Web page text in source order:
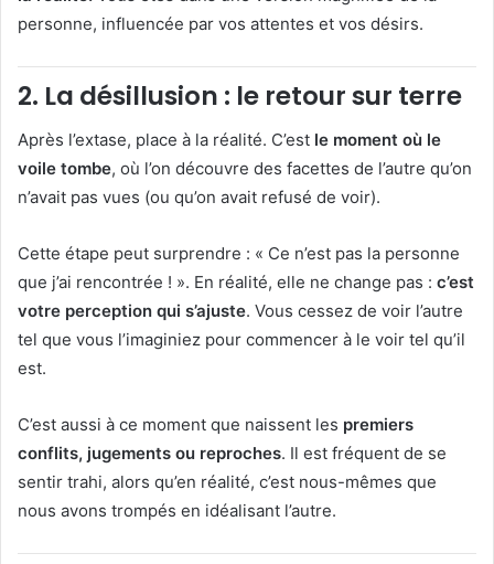
personne, influencée par vos attentes et vos désirs.
2. La désillusion : le retour sur terre
Après l’extase, place à la réalité. C’est le moment où le
voile tombe, où l’on découvre des facettes de l’autre qu’on
n’avait pas vues (ou qu’on avait refusé de voir).
Cette étape peut surprendre : « Ce n’est pas la personne
que j’ai rencontrée ! ». En réalité, elle ne change pas : c’est
votre perception qui s’ajuste. Vous cessez de voir l’autre
tel que vous l’imaginiez pour commencer à le voir tel qu’il
est.
C’est aussi à ce moment que naissent les premiers
conflits, jugements ou reproches. Il est fréquent de se
sentir trahi, alors qu’en réalité, c’est nous-mêmes que
nous avons trompés en idéalisant l’autre.